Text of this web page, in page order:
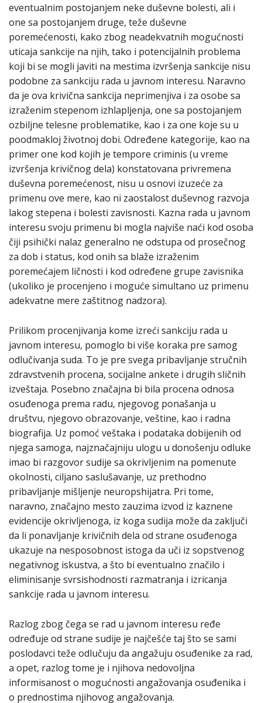
eventualnim postojanjem neke duševne bolesti, ali i
one sa postojanjem druge, teže duševne
poremećenosti, kako zbog neadekvatnih mogućnosti
uticaja sankcije na njih, tako i potencijalnih problema
koji bi se mogli javiti na mestima izvršenja sankcije nisu
podobne za sankciju rada u javnom interesu. Naravno
da je ova krivična sankcija neprimenjiva i za osobe sa
izraženim stepenom izhlapljenja, one sa postojanjem
ozbiljne telesne problematike, kao i za one koje su u
poodmakloj životnoj dobi. Određene kategorije, kao na
primer one kod kojih je tempore criminis (u vreme
izvršenja krivičnog dela) konstatovana privremena
duševna poremećenost, nisu u osnovi izuzeće za
primenu ove mere, kao ni zaostalost duševnog razvoja
lakog stepena i bolesti zavisnosti. Кazna rada u javnom
interesu svoju primenu bi mogla najviše naći kod osoba
čiji psihički nalaz generalno ne odstupa od prosečnog
za dob i status, kod onih sa blaže izraženim
poremećajem ličnosti i kod određene grupe zavisnika
(ukoliko je procenjeno i moguće simultano uz primenu
adekvatne mere zaštitnog nadzora).
Prilikom procenjivanja kome izreći sankciju rada u
javnom interesu, pomoglo bi više koraka pre samog
odlučivanja suda. To je pre svega pribavljanje stručnih
zdravstvenih procena, socijalne ankete i drugih sličnih
izveštaja. Posebno značajna bi bila procena odnosa
osuđenoga prema radu, njegovog ponašanja u
društvu, njegovo obrazovanje, veštine, kao i radna
biografija. Uz pomoć veštaka i podataka dobijenih od
njega samoga, najznačajniju ulogu u donošenju odluke
imao bi razgovor sudije sa okrivljenim na pomenute
okolnosti, ciljano saslušavanje, uz prethodno
pribavljanje mišljenje neuropshijatra. Pri tome,
naravno, značajno mesto zauzima izvod iz kaznene
evidencije okrivljenoga, iz koga sudija može da zaključi
da li ponavljanje krivičnih dela od strane osuđenoga
ukazuje na nesposobnost istoga da uči iz sopstvenog
negativnog iskustva, a što bi eventualno značilo i
eliminisanje svrsishodnosti razmatranja i izricanja
sankcije rada u javnom interesu.
Razlog zbog čega se rad u javnom interesu ređe
određuje od strane sudije je najčešće taj što se sami
poslodavci teže odlučuju da angažuju osuđenike za rad,
a opet, razlog tome je i njihova nedovoljna
informisanost o mogućnosti angažovanja osuđenika i
o prednostima njihovog angažovanja.